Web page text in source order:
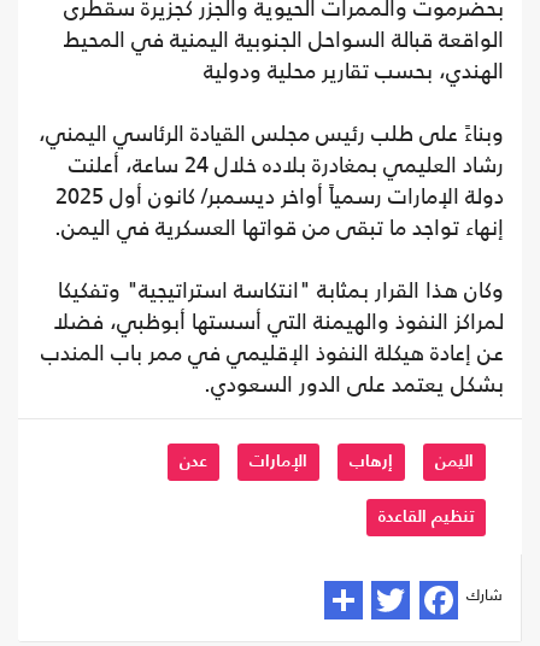
بحضرموت والممرات الحيوية والجزر كجزيرة سقطرى
الواقعة قبالة السواحل الجنوبية اليمنية في المحيط
الهندي، بحسب تقارير محلية ودولية
وبناءً على طلب رئيس مجلس القيادة الرئاسي اليمني،
رشاد العليمي بمغادرة بلاده خلال 24 ساعة، أعلنت
دولة الإمارات رسمياً أواخر ديسمبر/ كانون أول 2025
إنهاء تواجد ما تبقى من قواتها العسكرية في اليمن.
وكان هذا القرار بمثابة "انتكاسة استراتيجية" وتفكيكا
لمراكز النفوذ والهيمنة التي أسستها أبوظبي، فضلا
عن إعادة هيكلة النفوذ الإقليمي في ممر باب المندب
بشكل يعتمد على الدور السعودي.
اليمن إرهاب الإمارات عدن
تنظيم القاعدة
شارك